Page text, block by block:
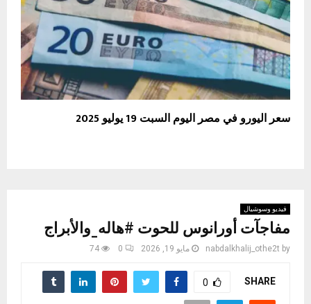
سعر اليورو في مصر اليوم السبت 19 يوليو 2025
فيديو وسوشيال
مفاجآت أورانوس للحوت #هاله_والأبراج
by
nabdalkhalij_othe2t مايو 19, 2026 0
74
SHARE
0